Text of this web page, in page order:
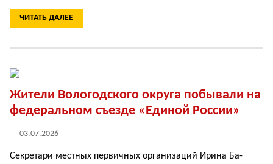
ЧИТАТЬ ДАЛЕЕ
Жители Вологодского округа побывали на
федеральном съезде «Единой России»
03.07.2026
Секретари местных первич­ных организаций Ирина Ба­